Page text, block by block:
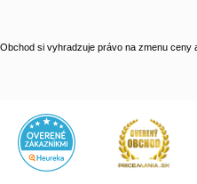
Obchod si vyhradzuje právo na zmenu ceny